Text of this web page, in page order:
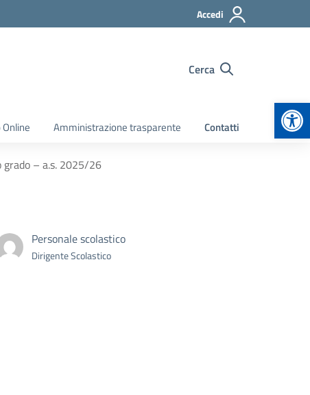
Accedi
Cerca
Amministrazione trasparente Contatti
– a.s. 2025/26
Personale scolastico
Dirigente Scolastico